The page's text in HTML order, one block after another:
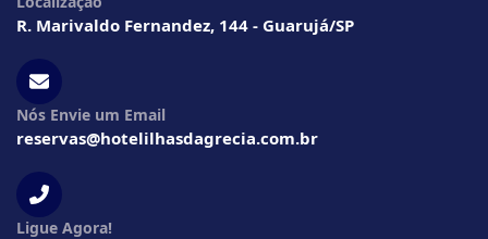
R. Marivaldo Fernandez, 144 - Guarujá/SP
Nós Envie um Email
reservas@hotelilhasdagrecia.com.br
Ligue Agora!